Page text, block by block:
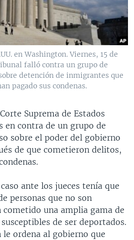
en Washington. Viernes, 15 de
falló contra un grupo de
detención de inmigrantes que
pagado sus condenas.
Suprema de Estados
en contra de un grupo de
sobre el poder del gobierno
de que cometieron delitos,
ante los jueces tenía que
personas que no son
cometido una amplia gama de
de ser deportados.
ordena al gobierno que